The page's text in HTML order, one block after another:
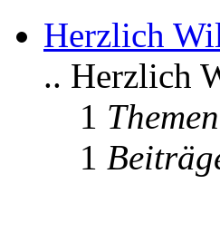
Herzlich
.. Herzlich
1 Themen
1